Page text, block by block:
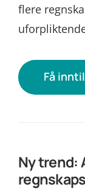
flere
Få
Ny trend: